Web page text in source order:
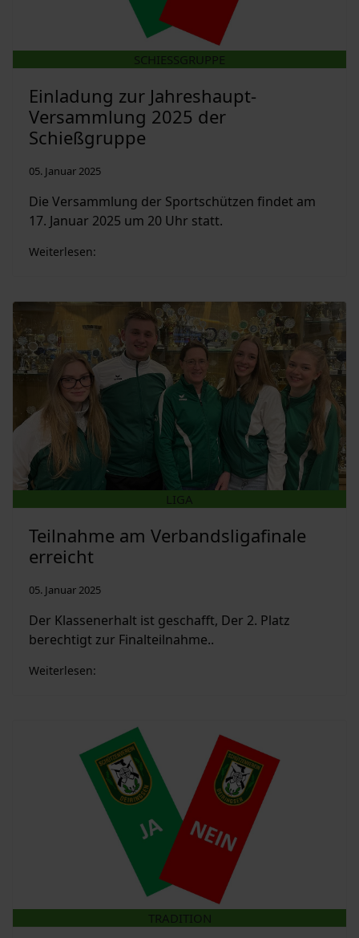
SCHIESSGRUPPE
Einladung zur Jahreshaupt-
Versammlung 2025 der
Schießgruppe
05. Januar 2025
Die Versammlung der Sportschützen findet am
17. Januar 2025 um 20 Uhr statt.
Weiterlesen:
LIGA
Teilnahme am Verbandsligafinale
erreicht
05. Januar 2025
Der Klassenerhalt ist geschafft, Der 2. Platz
berechtigt zur Finalteilnahme..
Weiterlesen:
TRADITION